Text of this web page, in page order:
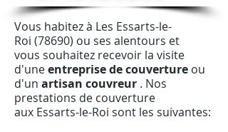
Vous habitez à Les Essarts-le-
Roi (78690) ou ses alentours et
vous souhaitez recevoir la visite
d'uneentreprise de couverture ou
d'un artisan couvreur . Nos
prestations de couverture
aux Essarts-le-Roi sont les suivantes: